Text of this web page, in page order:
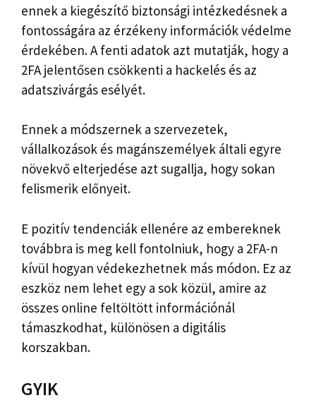
ennek a kiegészítő biztonsági intézkedésnek a
fontosságára az érzékeny információk védelme
érdekében. A fenti adatok azt mutatják, hogy a
2FA jelentősen csökkenti a hackelés és az
adatszivárgás esélyét.
Ennek a módszernek a szervezetek,
vállalkozások és magánszemélyek általi egyre
növekvő elterjedése azt sugallja, hogy sokan
felismerik előnyeit.
E pozitív tendenciák ellenére az embereknek
továbbra is meg kell fontolniuk, hogy a 2FA-n
kívül hogyan védekezhetnek más módon. Ez az
eszköz nem lehet egy a sok közül, amire az
összes online feltöltött információnál
támaszkodhat, különösen a digitális
korszakban.
GYIK